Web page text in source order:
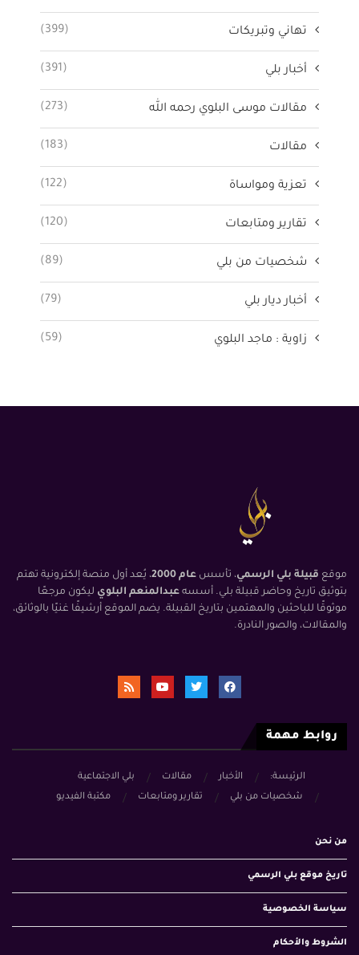
تهاني وتبريكات (399)
أخبار بلي (391)
مقالات موسى البلوي رحمه الله (273)
مقالات (183)
تعزية ومواساة (122)
تقارير ومتابعات (120)
شخصيات من بلي (89)
أخبار ديار بلي (79)
زاوية : ماجد البلوي (59)
موقع قبيلة بلي الرسمي، تأسس عام 2000
، يُعد أول منصة إلكترونية تهتم
بتوثيق تاريخ وحاضر قبيلة بلي. أسسه عبدالمنعم البلوي ليكون مرجعًا
موثوقًا للباحثين والمهتمين بتاريخ القبيلة. يضم الموقع أرشيفًا غنيًا بالوثائق،
والمقالات، والصور النادرة.
روابط مهمة
الرئيسة: الأخبار مقالات
بلي الاجتماعية
شخصيات من بلي
تقارير ومتابعات مكتبة الفيديو
من نحن
تاريخ موقع بلي الرسمي
سياسة الخصوصية
الشروط والأحكام